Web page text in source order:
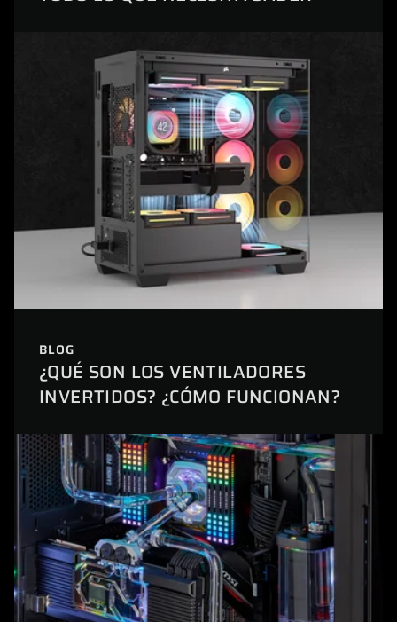
BLOG
¿QUÉ SON LOS VENTILADORES
INVERTIDOS? ¿CÓMO FUNCIONAN?